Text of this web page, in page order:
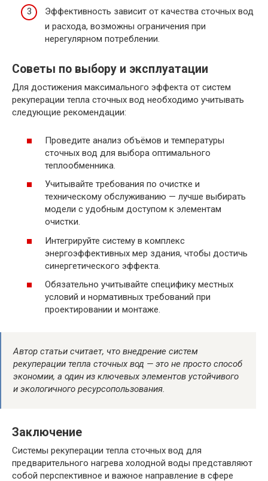
Эффективность зависит от качества сточных вод
и расхода, возможны ограничения при
нерегулярном потреблении.
Советы по выбору и эксплуатации
Для достижения максимального эффекта от систем
рекуперации тепла сточных вод необходимо учитывать
следующие рекомендации:
Проведите анализ объёмов и температуры
сточных вод для выбора оптимального
теплообменника.
Учитывайте требования по очистке и
техническому обслуживанию — лучше выбирать
модели с удобным доступом к элементам
очистки.
Интегрируйте систему в комплекс
энергоэффективных мер здания, чтобы достичь
синергетического эффекта.
Обязательно учитывайте специфику местных
условий и нормативных требований при
проектировании и монтаже.
Автор статьи считает, что внедрение систем
рекуперации тепла сточных вод — это не просто способ
экономии, а один из ключевых элементов устойчивого
и экологичного ресурсопользования.
Заключение
Системы рекуперации тепла сточных вод для
предварительного нагрева холодной воды представляют
собой перспективное и важное направление в сфере